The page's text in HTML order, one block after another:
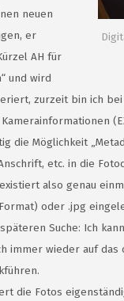
neuen
er
AH für
und wird
zurzeit bin ich bei
die Möglichkeit
etc. in die
also genau
oder .jpg
Suche: Ich
immer wieder auf das
die Fotos